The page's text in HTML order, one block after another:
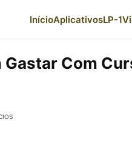
InícioAplicativosLP-1
Com